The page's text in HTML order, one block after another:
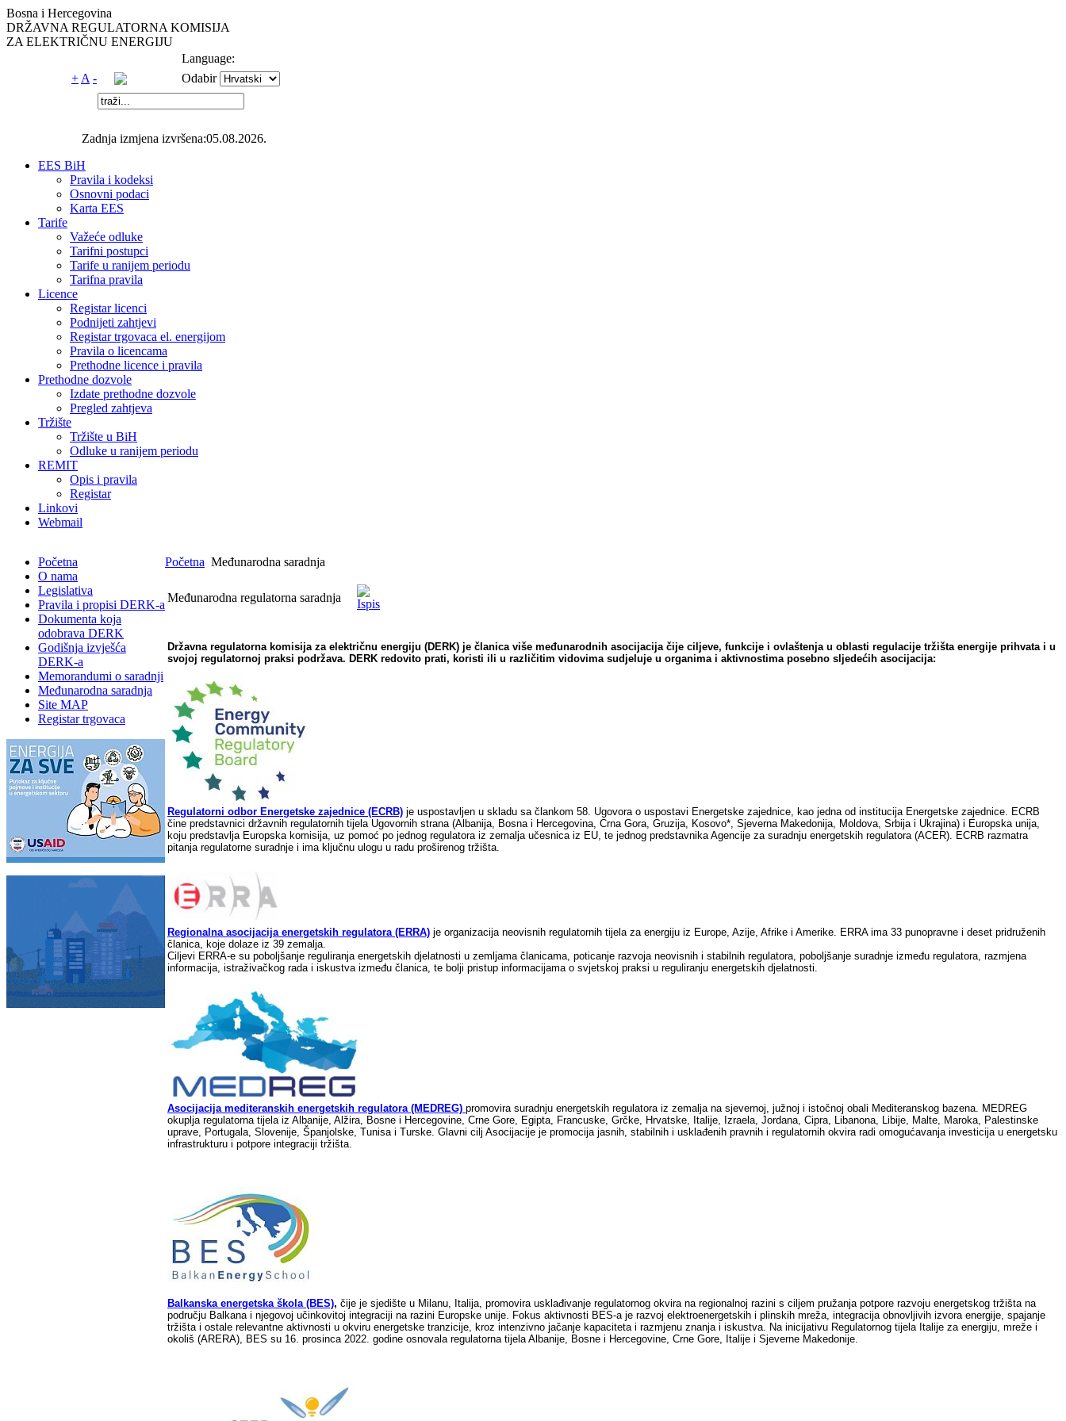
Bosna i Hercegovina
DRŽAVNA REGULATORNA KOMISIJA
ZA ELEKTRIČNU ENERGIJU
Language:
+ A - Odabir
Zadnja izmjena izvršena:05.08.2026.
EES BiH
Pravila i kodeksi
Osnovni podaci
Karta EES
Tarife
Važeće odluke
Tarifni postupci
Tarife u ranijem periodu
Tarifna pravila
Licence
Registar licenci
Podnijeti zahtjevi
Registar trgovaca el. energijom
Pravila o licencama
Prethodne licence i pravila
Prethodne dozvole
Izdate prethodne dozvole
Pregled zahtjeva
Tržište
Tržište u BiH
Odluke u ranijem periodu
REMIT
Opis i pravila
Registar
Linkovi
Webmail
Početna
O nama
Legislativa
Pravila i propisi DERK-a
Dokumenta koja
odobrava DERK
Godišnja izvješća
DERK-a
Memorandumi o saradnji
Međunarodna saradnja
Site MAP
Registar trgovaca
Početna Međunarodna saradnja
Međunarodna regulatorna saradnja
Državna regulatorna komisija za električnu energiju (DERK) je članica više međunarodnih asocijacija čije ciljeve, funkcije i ovlaštenja u oblasti regulacije tržišta energije prihvata i u
svojoj regulatornoj praksi podržava. DERK redovito prati, koristi ili u različitim vidovima sudjeluje u organima i aktivnostima posebno sljedećih asocijacija:
Regulatorni odbor Energetske zajednice (ECRB) je uspostavljen u skladu sa člankom 58. Ugovora o uspostavi Energetske zajednice, kao jedna od institucija Energetske zajednice. ECRB
čine predstavnici državnih regulatornih tijela Ugovornih strana (Albanija, Bosna i Hercegovina, Crna Gora, Gruzija, Kosovo*, Sjeverna Makedonija, Moldova, Srbija i Ukrajina) i Europska unija,
koju predstavlja Europska komisija, uz pomoć po jednog regulatora iz zemalja učesnica iz EU, te jednog predstavnika Agencije za suradnju energetskih regulatora (ACER). ECRB razmatra
pitanja regulatorne suradnje i ima ključnu ulogu u radu proširenog tržišta.
Regionalna asocijacija energetskih regulatora (ERRA) je organizacija neovisnih regulatornih tijela za energiju iz Europe, Azije, Afrike i Amerike. ERRA ima 33 punopravne i deset pridruženih
članica, koje dolaze iz 39 zemalja.
Ciljevi ERRA-e su poboljšanje reguliranja energetskih djelatnosti u zemljama članicama, poticanje razvoja neovisnih i stabilnih regulatora, poboljšanje suradnje između regulatora, razmjena
informacija, istraživačkog rada i iskustva između članica, te bolji pristup informacijama o svjetskoj praksi u reguliranju energetskih djelatnosti.
Asocijacija mediteranskih energetskih regulatora (MEDREG) promovira suradnju energetskih regulatora iz zemalja na sjevernoj, južnoj i istočnoj obali Mediteranskog bazena. MEDREG
okuplja regulatorna tijela iz Albanije, Alžira, Bosne i Hercegovine, Crne Gore, Egipta, Francuske, Grčke, Hrvatske, Italije, Izraela, Jordana, Cipra, Libanona, Libije, Malte, Maroka, Palestinske
uprave, Portugala, Slovenije, Španjolske, Tunisa i Turske. Glavni cilj Asocijacije je promocija jasnih, stabilnih i usklađenih pravnih i regulatornih okvira radi omogućavanja investicija u energetsku
infrastrukturu i potpore integraciji tržišta.
Balkanska energetska škola (BES), čije je sjedište u Milanu, Italija, promovira usklađivanje regulatornog okvira na regionalnoj razini s ciljem pružanja potpore razvoju energetskog tržišta na
području Balkana i njegovoj učinkovitoj integraciji na razini Europske unije. Fokus aktivnosti BES-a je razvoj elektroenergetskih i plinskih mreža, integracija obnovljivih izvora energije, spajanje
tržišta i ostale relevantne aktivnosti u okviru energetske tranzicije, kroz intenzivno jačanje kapaciteta i razmjenu znanja i iskustva. Na inicijativu Regulatornog tijela Italije za energiju, mreže i
okoliš (ARERA), BES su 16. prosinca 2022. godine osnovala regulatorna tijela Albanije, Bosne i Hercegovine, Crne Gore, Italije i Sjeverne Makedonije.